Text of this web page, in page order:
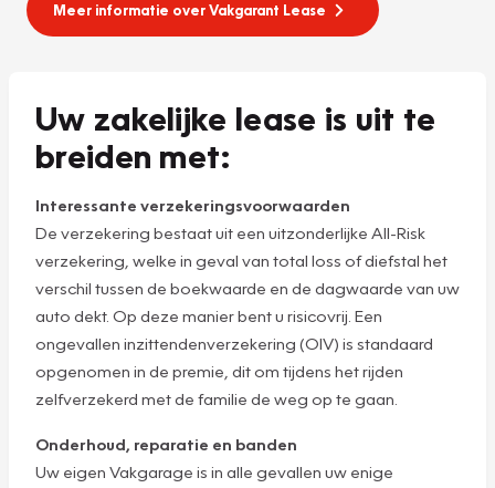
Meer informatie over Vakgarant Lease
Uw zakelijke lease is uit te
breiden met:
Interessante verzekeringsvoorwaarden
De verzekering bestaat uit een uitzonderlijke All-Risk
verzekering, welke in geval van total loss of diefstal het
verschil tussen de boekwaarde en de dagwaarde van uw
auto dekt. Op deze manier bent u risicovrij. Een
ongevallen inzittendenverzekering (OIV) is standaard
opgenomen in de premie, dit om tijdens het rijden
zelfverzekerd met de familie de weg op te gaan.
Onderhoud, reparatie en banden
Uw eigen Vakgarage is in alle gevallen uw enige